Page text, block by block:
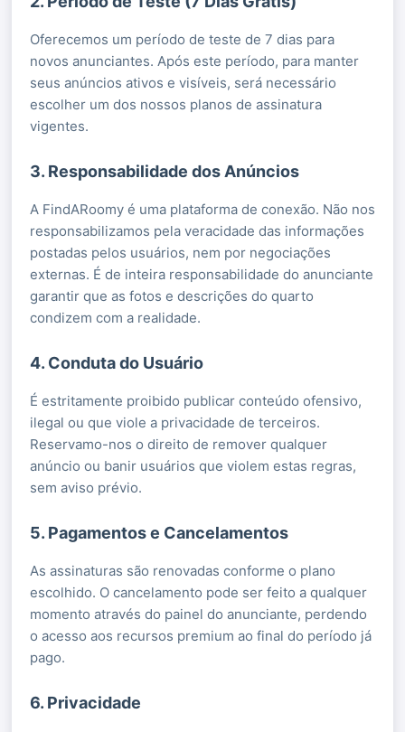
Oferecemos um período de teste de 7 dias para
novos anunciantes. Após este período, para manter
seus anúncios ativos e visíveis, será necessário
escolher um dos nossos planos de assinatura
vigentes.
3. Responsabilidade dos Anúncios
A FindARoomy é uma plataforma de conexão. Não nos
responsabilizamos pela veracidade das informações
postadas pelos usuários, nem por negociações
externas. É de inteira responsabilidade do anunciante
garantir que as fotos e descrições do quarto
condizem com a realidade.
4. Conduta do Usuário
É estritamente proibido publicar conteúdo ofensivo,
ilegal ou que viole a privacidade de terceiros.
Reservamo-nos o direito de remover qualquer
anúncio ou banir usuários que violem estas regras,
sem aviso prévio.
5. Pagamentos e Cancelamentos
As assinaturas são renovadas conforme o plano
escolhido. O cancelamento pode ser feito a qualquer
momento através do painel do anunciante, perdendo
o acesso aos recursos premium ao final do período já
pago.
6. Privacidade